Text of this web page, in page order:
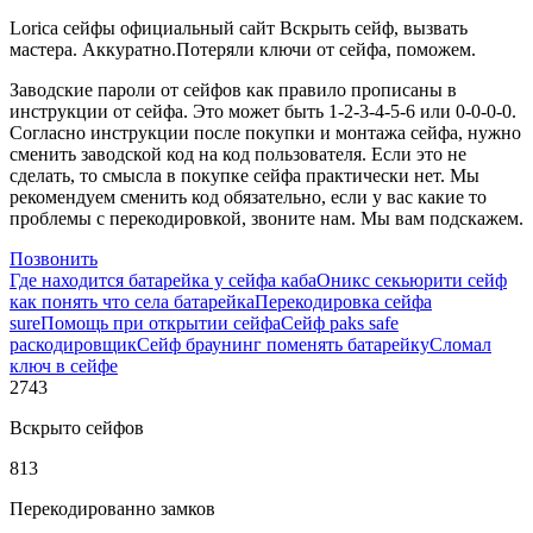
Lorica сейфы официальный сайт Вскрыть сейф, вызвать
мастера. Аккуратно.Потеряли ключи от сейфа, поможем.
Заводские пароли от сейфов как правило прописаны в
инструкции от сейфа. Это может быть 1-2-3-4-5-6 или 0-0-0-0.
Согласно инструкции после покупки и монтажа сейфа, нужно
сменить заводской код на код пользователя. Если это не
сделать, то смысла в покупке сейфа практически нет. Мы
рекомендуем сменить код обязательно, если у вас какие то
проблемы с перекодировкой, звоните нам. Мы вам подскажем.
Позвонить
Где находится батарейка у сейфа кабаОникс секьюрити сейф
как понять что села батарейкаПерекодировка сейфа
sureПомощь при открытии сейфаСейф paks safe
раскодировщикСейф браунинг поменять батарейкуСломал
ключ в сейфе
2743
Вскрыто сейфов
813
Перекодированно замков